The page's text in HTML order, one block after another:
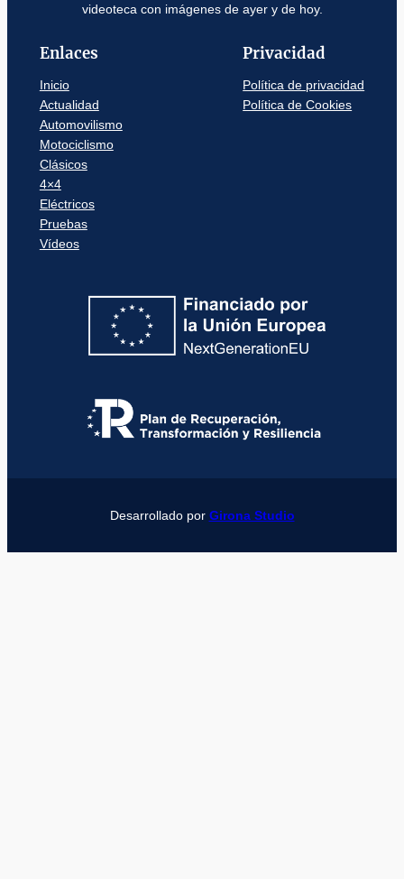
videoteca con imágenes de ayer y de hoy.
Enlaces
Inicio
Actualidad
Automovilismo
Motociclismo
Clásicos
4×4
Eléctricos
Pruebas
Vídeos
Privacidad
Política de privacidad
Política de Cookies
Desarrollado por Girona Studio